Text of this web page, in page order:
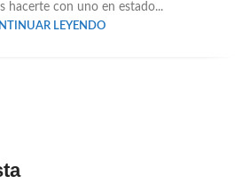
hacerte con uno en estado...
LEYENDO